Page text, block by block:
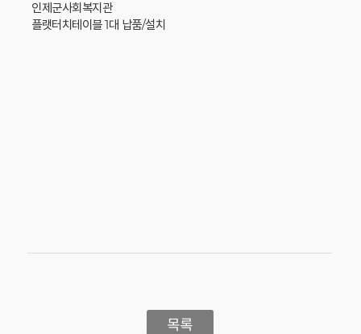
인제군사회복지관
플랫터치테이블 1대 납품/설치
목록